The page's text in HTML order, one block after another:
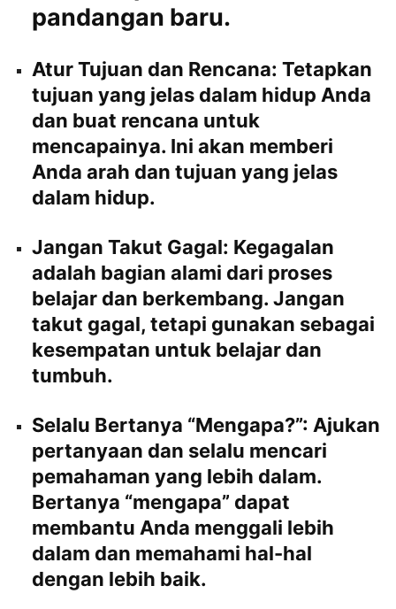
pandangan baru.
Atur Tujuan dan Rencana: Tetapkan
tujuan yang jelas dalam hidup Anda
dan buat rencana untuk
mencapainya. Ini akan memberi
Anda arah dan tujuan yang jelas
dalam hidup.
Jangan Takut Gagal: Kegagalan
adalah bagian alami dari proses
belajar dan berkembang. Jangan
takut gagal, tetapi gunakan sebagai
kesempatan untuk belajar dan
tumbuh.
Selalu Bertanya “Mengapa?”: Ajukan
pertanyaan dan selalu mencari
pemahaman yang lebih dalam.
Bertanya “mengapa” dapat
membantu Anda menggali lebih
dalam dan memahami hal-hal
dengan lebih baik.